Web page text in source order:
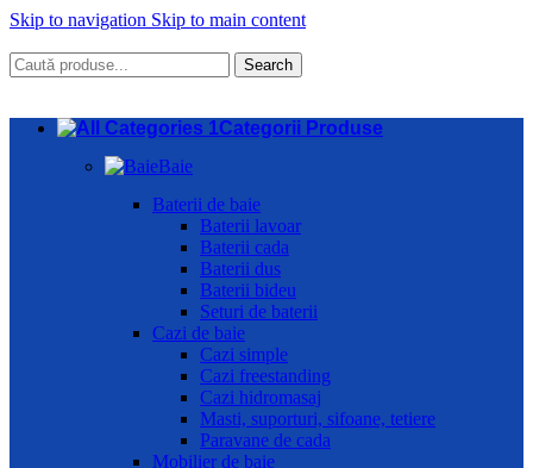
Skip to navigation Skip to main content
Search
Categorii Produse
Baie
Baterii de baie
Baterii lavoar
Baterii cada
Baterii dus
Baterii bideu
Seturi de baterii
Cazi de baie
Cazi simple
Cazi freestanding
Cazi hidromasaj
Masti, suporturi, sifoane, tetiere
Paravane de cada
Mobilier de baie